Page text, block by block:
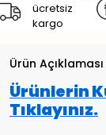
ücretsiz
kargo
Ürün Açıklaması
Ürünlerin
Tıklayınız.